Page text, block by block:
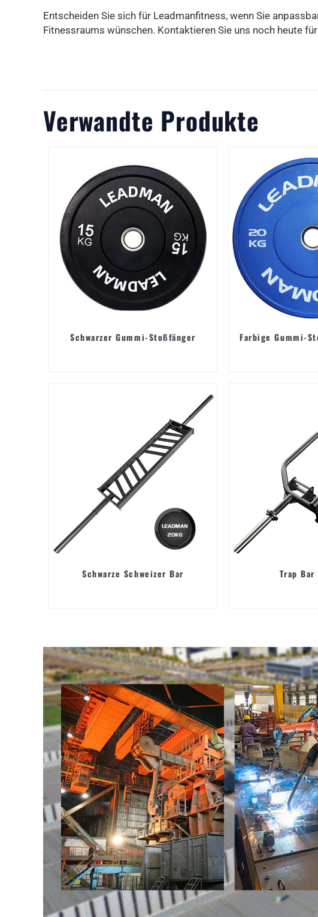
Entscheiden Sie sich für Leadmanfitness, wenn Sie
Fitnessraums wünschen. Kontaktieren Sie uns noch heute
Verwandte Produkte
Schwarzer Gummi-Stoßfänger Farbige Gummi-
Schwarze Schweizer Bar Trap